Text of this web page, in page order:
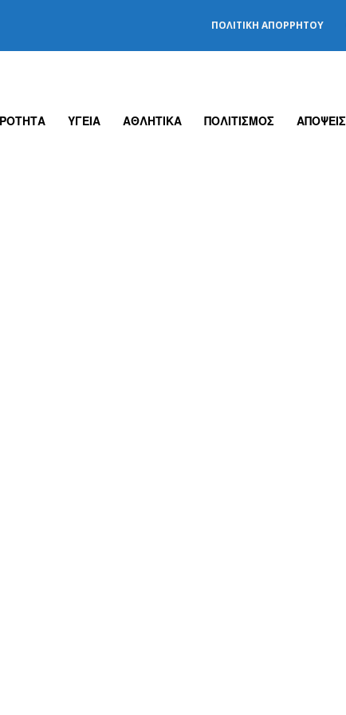
ΠΟΛΙΤΙΚΉ ΑΠΟΡΡΉΤΟΥ
ΥΓΕΙΑ ΑΘΛΗΤΙΚΑ ΠΟΛΙΤΙΣΜΟΣ ΑΠΟΨΕΙΣ